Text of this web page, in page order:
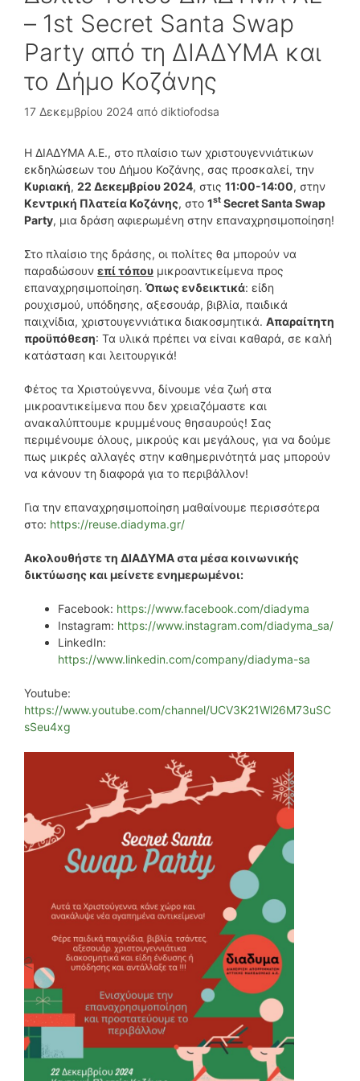
– 1st Secret Santa Swap
Party από τη ΔΙΑΔΥΜΑ και
το Δήμο Κοζάνης
17 Δεκεμβρίου 2024 από diktiofodsa
Η ΔΙΑΔΥΜΑ Α.Ε., στο πλαίσιο των χριστουγεννιάτικων
εκδηλώσεων του Δήμου Κοζάνης, σας προσκαλεί, την
Κυριακή, 22 Δεκεμβρίου 2024, στις 11:00-14:00, στην
Κεντρική Πλατεία Κοζάνης, στο 1st Secret Santa Swap
Party, μια δράση αφιερωμένη στην επαναχρησιμοποίηση!
Στο πλαίσιο της δράσης, οι πολίτες θα μπορούν να
παραδώσουν επί τόπου μικροαντικείμενα προς
επαναχρησιμοποίηση. Όπως ενδεικτικά: είδη
ρουχισμού, υπόδησης, αξεσουάρ, βιβλία, παιδικά
παιχνίδια, χριστουγεννιάτικα διακοσμητικά. Απαραίτητη
προϋπόθεση: Τα υλικά πρέπει να είναι καθαρά, σε καλή
κατάσταση και λειτουργικά!
Φέτος τα Χριστούγεννα, δίνουμε νέα ζωή στα
μικροαντικείμενα που δεν χρειαζόμαστε και
ανακαλύπτουμε κρυμμένους θησαυρούς! Σας
περιμένουμε όλους, μικρούς και μεγάλους, για να δούμε
πως μικρές αλλαγές στην καθημερινότητά μας μπορούν
να κάνουν τη διαφορά για το περιβάλλον!
Για την επαναχρησιμοποίηση μαθαίνουμε περισσότερα
στο: https://reuse.diadyma.gr/
Ακολουθήστε τη ΔΙΑΔΥΜΑ στα μέσα κοινωνικής
δικτύωσης και μείνετε ενημερωμένοι:
Facebook: https://www.facebook.com/diadyma
Instagram: https://www.instagram.com/diadyma_sa/
LinkedIn:
https://www.linkedin.com/company/diadyma-sa
Youtube:
https://www.youtube.com/channel/UCV3K21Wl26M73uSC
sSeu4xg